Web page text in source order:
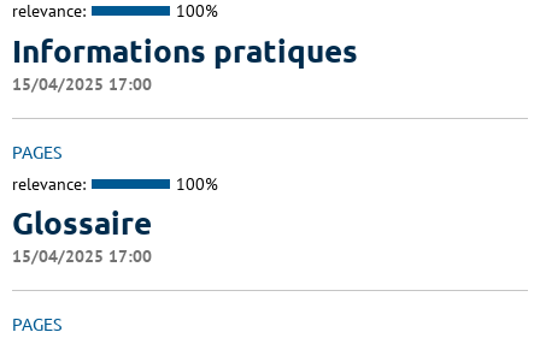
relevance: 100%
Informations pratiques
15/04/2025 17:00
PAGES
relevance: 100%
Glossaire
15/04/2025 17:00
PAGES